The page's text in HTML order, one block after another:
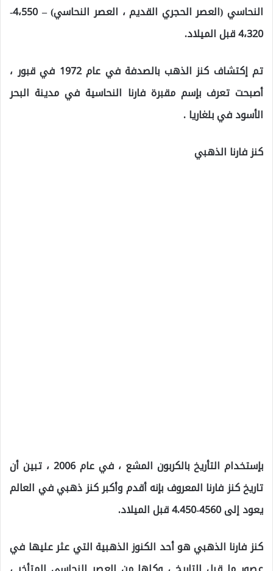
النحاسي (العصر الحجري القديم ، العصر النحاسي) – 4،550-
4،320 قبل الميلاد.
تم إكتشاف كنز الذهب بالصدفة في عام 1972 في قبور ،
أصبحت تعرف بإسم مقبرة فارنا النحاسية في مدينة البحر
الأسود في بلغاريا .
كنز فارنا الذهبي
بإستخدام التأريخ بالكربون المشع ، في عام 2006 ، تبين أن
تاريخ كنز فارنا المعروف بإنه أقدم وأكبر كنز ذهبي في العالم
يعود إلى 4560-4.450 قبل الميلاد.
كنز فارنا الذهبي هو أحد الكنوز الذهبية التي عثر عليها في